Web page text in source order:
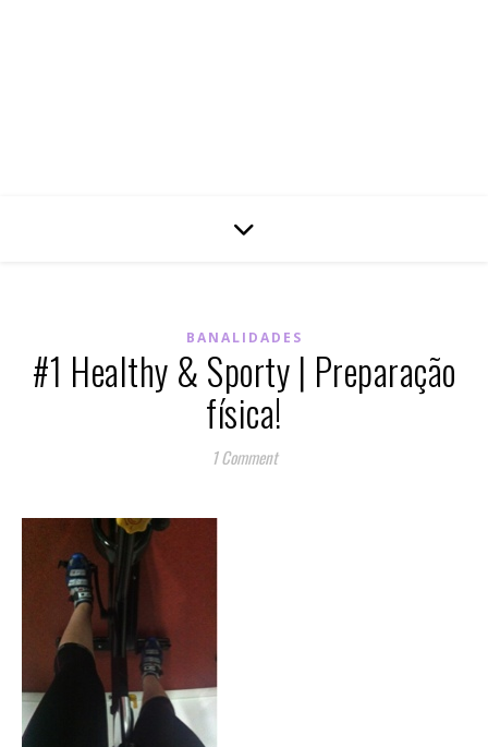
BANALIDADES
#1 Healthy & Sporty | Preparação
física!
1 Comment